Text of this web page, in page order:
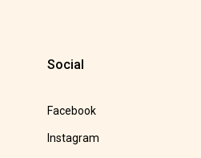
Social
Facebook
Instagram